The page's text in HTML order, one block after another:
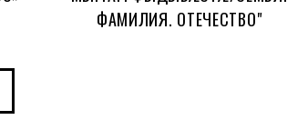
ФАМИЛИЯ. ОТЕЧЕСТВО"